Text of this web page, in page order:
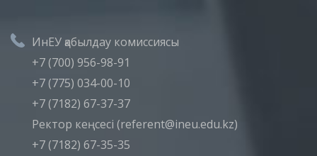
ИнЕУ қабылдау комиссиясы
+7 (700) 956-98-91
+7 (775) 034-00-10
+7 (7182) 67-37-37
Ректор кеңсесі (referent@ineu.edu.kz)
+7 (7182) 67-35-35